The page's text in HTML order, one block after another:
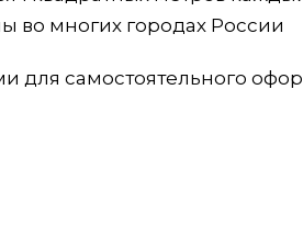
во многих городах России
для самостоятельного